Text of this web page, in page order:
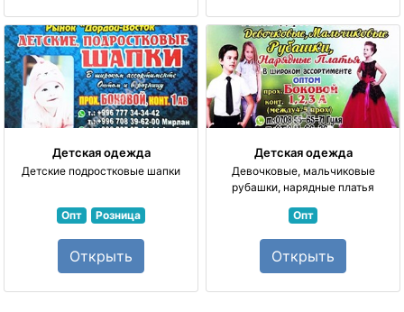
Детская одежда
Детские подростковые шапки
Опт Розница
Открыть
Детская одежда
Девочковые, мальчиковые
рубашки, нарядные платья
Опт
Открыть